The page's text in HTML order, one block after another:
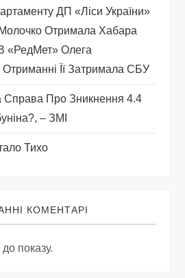
ДП «Ліси України»
Отримала Хабара
«РедМет» Олега
Отриманні Її Затримала СБУ
Справа Про Зникнення 4.4
– ЗМІ
Тихо
КОМЕНТАРІ
показу.